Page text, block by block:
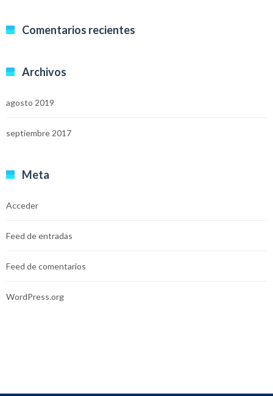
Comentarios recientes
Archivos
agosto 2019
septiembre 2017
Meta
Acceder
Feed de entradas
Feed de comentarios
WordPress.org